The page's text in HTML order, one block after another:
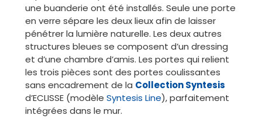
une buanderie ont été installés. Seule une porte
en verre sépare les deux lieux afin de laisser
pénétrer la lumière naturelle. Les deux autres
structures bleues se composent d’un dressing
et d’une chambre d’amis. Les portes qui relient
les trois pièces sont des portes coulissantes
sans encadrement de la Collection Syntesis
d’ECLISSE (modèle Syntesis Line), parfaitement
intégrées dans le mur.